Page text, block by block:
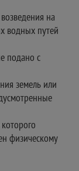
на
водных путей
подано с
земель или
физическому